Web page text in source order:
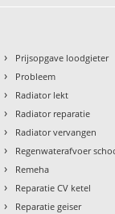
› Prijsopgave loodgieter
› Probleem
› Radiator lekt
› Radiator reparatie
› Radiator vervangen
› Regenwaterafvoer
› Remeha
› Reparatie CV ketel
› Reparatie geiser